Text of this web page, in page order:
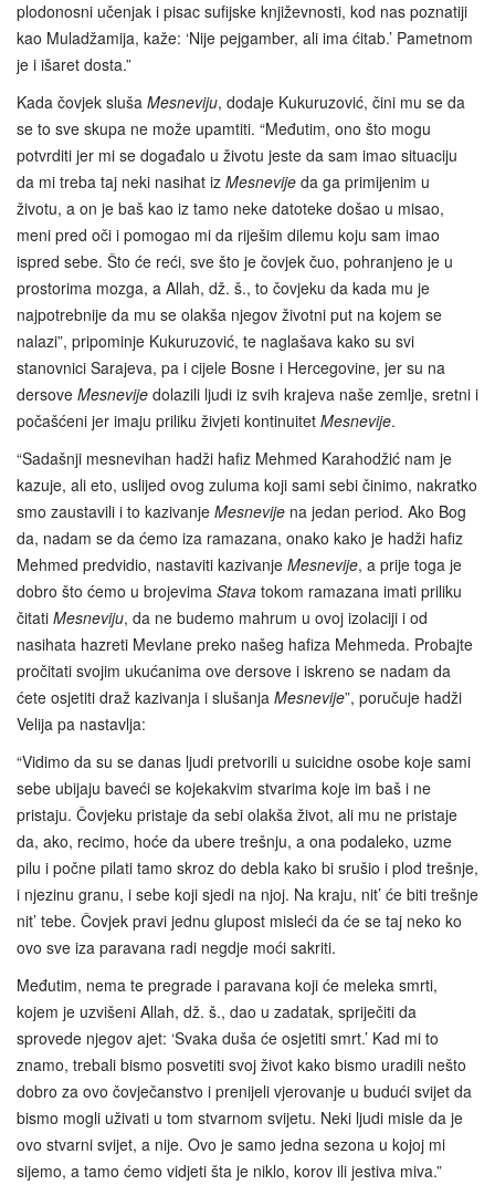
plodonosni učenjak i pisac sufijske književnosti, kod nas poznatiji
kao Muladžamija, kaže: ‘Nije pejgamber, ali ima ćitab.’ Pametnom
je i išaret dosta.”
Kada čovjek sluša Mesneviju, dodaje Kukuruzović, čini mu se da
se to sve skupa ne može upamtiti. “Međutim, ono što mogu
potvrditi jer mi se događalo u životu jeste da sam imao situaciju
da mi treba taj neki nasihat iz Mesnevije da ga primijenim u
životu, a on je baš kao iz tamo neke datoteke došao u misao,
meni pred oči i pomogao mi da riješim dilemu koju sam imao
ispred sebe. Što će reći, sve što je čovjek čuo, pohranjeno je u
prostorima mozga, a Allah, dž. š., to čovjeku da kada mu je
najpotrebnije da mu se olakša njegov životni put na kojem se
nalazi”, pripominje Kukuruzović, te naglašava kako su svi
stanovnici Sarajeva, pa i cijele Bosne i Hercegovine, jer su na
dersove Mesnevije dolazili ljudi iz svih krajeva naše zemlje, sretni i
počašćeni jer imaju priliku živjeti kontinuitet Mesnevije.
“Sadašnji mesnevihan hadži hafiz Mehmed Karahodžić nam je
kazuje, ali eto, uslijed ovog zuluma koji sami sebi činimo, nakratko
smo zaustavili i to kazivanje Mesnevije na jedan period. Ako Bog
da, nadam se da ćemo iza ramazana, onako kako je hadži hafiz
Mehmed predvidio, nastaviti kazivanje Mesnevije, a prije toga je
dobro što ćemo u brojevima Stava tokom ramazana imati priliku
čitati Mesneviju, da ne budemo mahrum u ovoj izolaciji i od
nasihata hazreti Mevlane preko našeg hafiza Mehmeda. Probajte
pročitati svojim ukućanima ove dersove i iskreno se nadam da
ćete osjetiti draž kazivanja i slušanja Mesnevije”, poručuje hadži
Velija pa nastavlja:
“Vidimo da su se danas ljudi pretvorili u suicidne osobe koje sami
sebe ubijaju baveći se kojekakvim stvarima koje im baš i ne
pristaju. Čovjeku pristaje da sebi olakša život, ali mu ne pristaje
da, ako, recimo, hoće da ubere trešnju, a ona podaleko, uzme
pilu i počne pilati tamo skroz do debla kako bi srušio i plod trešnje,
i njezinu granu, i sebe koji sjedi na njoj. Na kraju, nit’ će biti trešnje
nit’ tebe. Čovjek pravi jednu glupost misleći da će se taj neko ko
ovo sve iza paravana radi negdje moći sakriti.
Međutim, nema te pregrade i paravana koji će meleka smrti,
kojem je uzvišeni Allah, dž. š., dao u zadatak, spriječiti da
sprovede njegov ajet: ‘Svaka duša će osjetiti smrt.’ Kad mi to
znamo, trebali bismo posvetiti svoj život kako bismo uradili nešto
dobro za ovo čovječanstvo i prenijeli vjerovanje u budući svijet da
bismo mogli uživati u tom stvarnom svijetu. Neki ljudi misle da je
ovo stvarni svijet, a nije. Ovo je samo jedna sezona u kojoj mi
sijemo, a tamo ćemo vidjeti šta je niklo, korov ili jestiva miva.”